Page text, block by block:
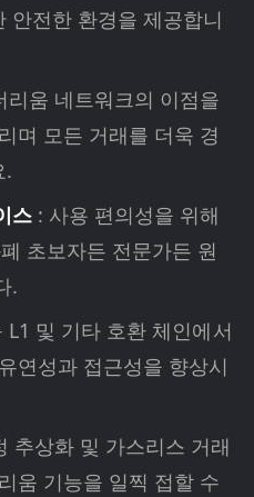
안전한 환경을 제공합니
리움 네트워크의 이점을
며 모든 거래를 더욱 경
.
스 : 사용 편의성을 위해
초보자든 전문가든 원
.
L1 및 기타 호환 체인에서
연성과 접근성을 향상시
추상화 및 가스리스 거래
움 기능을 일찍 접할 수